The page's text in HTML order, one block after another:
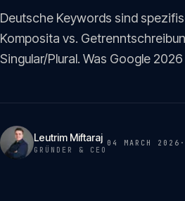
Portfolio 04
Insights
Glossar
Deutsche Keywords sind
Komposita vs.
Singular/Plural. Was Google
Leutrim Miftaraj
GRÜNDER & CEO
04 MARCH 2026 ·